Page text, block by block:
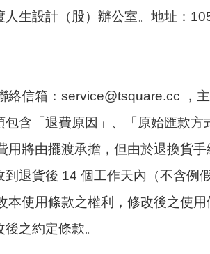
人生設計（股）辦公室。地址：
絡信箱：service@tsquare.cc ，
含「退費原因」、「原始匯款方
用將由擺渡承擔，但由於退換貨
退貨後 14 個工作天內（不含例
本使用條款之權利，修改後之使
之約定條款。